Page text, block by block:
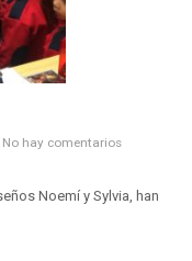
No hay comentarios
Noemí y Sylvia, han